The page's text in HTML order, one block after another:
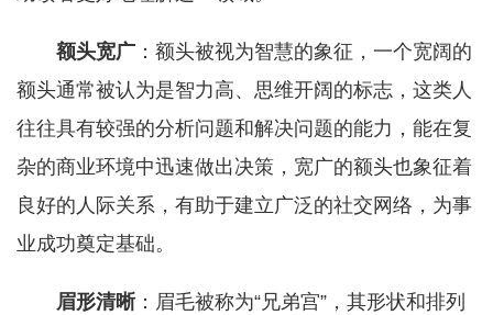
额头宽广 ：额头被视为智慧的象征，一个宽阔的
额头通常被认为是智力高、思维开阔的标志，这类人
往往具有较强的分析问题和解决问题的能力，能在复
杂的商业环境中迅速做出决策，宽广的额头也象征着
良好的人际关系，有助于建立广泛的社交网络，为事
业成功奠定基础。
眉形清晰：眉毛被称为“兄弟宫”，其形状和排列